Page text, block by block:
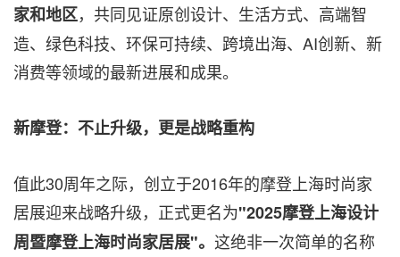
家和地区，共同见证原创设计、生活方式、高端智
造、绿色科技、环保可持续、跨境出海、AI创新、新
消费等领域的最新进展和成果。
新摩登：不止升级，更是战略重构
值此30周年之际，创立于2016年的摩登上海时尚家
居展迎来战略升级，正式更名为"2025摩登上海设计
周暨摩登上海时尚家居展"。 这绝非一次简单的名称